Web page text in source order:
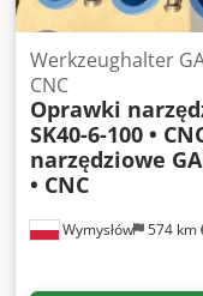
Wymysłów 574 km
Werkzeughalter
CNC
Oprawki
SK40-6-100 •
narzędziowe
• CNC